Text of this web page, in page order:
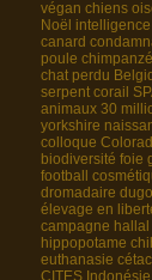
végan chiens
Noël intelligence
canard
poule chimpanzé
chat perdu
serpent corail
animaux 30
yorkshire
colloque
biodiversité foie
football
dromadaire
élevage en
campagne hallal
hippopotame
euthanasie
CITES Indonésie